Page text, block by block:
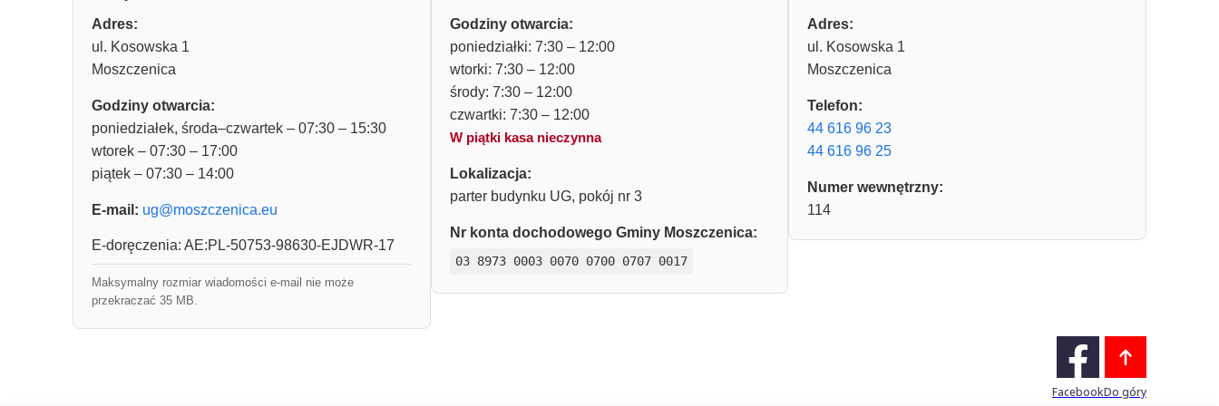
Adres:
ul. Kosowska 1
Moszczenica
Godziny otwarcia:
poniedziałek, środa–czwartek – 07:30 – 15:30
wtorek – 07:30 – 17:00
piątek – 07:30 – 14:00
E-mail: ug@moszczenica.eu
E-doręczenia: AE:PL-50753-98630-EJDWR-17
Maksymalny rozmiar wiadomości e-mail nie może
przekraczać 35 MB.
Godziny otwarcia:
poniedziałki: 7:30 – 12:00
wtorki: 7:30 – 12:00
środy: 7:30 – 12:00
czwartki: 7:30 – 12:00
W piątki kasa nieczynna
Lokalizacja:
parter budynku UG, pokój nr 3
Nr konta dochodowego Gminy Moszczenica:
03 8973 0003 0070 0700 0707 0017
Adres:
ul. Kosowska 1
Moszczenica
Telefon:
44 616 96 23
44 616 96 25
Numer wewnętrzny:
114
FacebookDo góry